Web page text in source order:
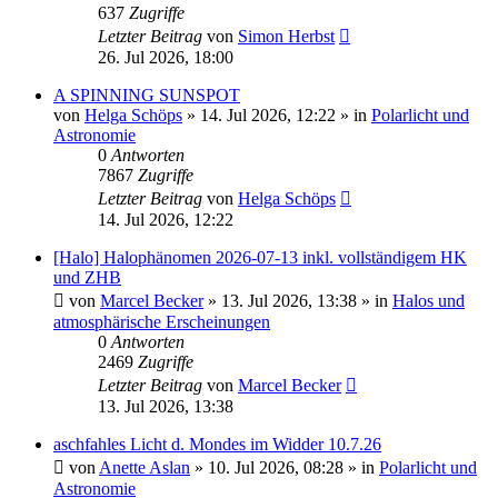
637 Zugriffe
Letzter Beitrag von Simon Herbst
26. Jul 2026, 18:00
A SPINNING SUNSPOT
von Helga Schöps » 14. Jul 2026, 12:22 » in Polarlicht und
Astronomie
0 Antworten
7867 Zugriffe
Letzter Beitrag von Helga Schöps
14. Jul 2026, 12:22
[Halo] Halophänomen 2026-07-13 inkl. vollständigem HK
und ZHB
von Marcel Becker» 13. Jul 2026, 13:38 » in Halos und
atmosphärische Erscheinungen
0 Antworten
2469 Zugriffe
Letzter Beitrag von Marcel Becker
13. Jul 2026, 13:38
aschfahles Licht d. Mondes im Widder 10.7.26
von Anette Aslan » 10. Jul 2026, 08:28 » in Polarlicht und
Astronomie